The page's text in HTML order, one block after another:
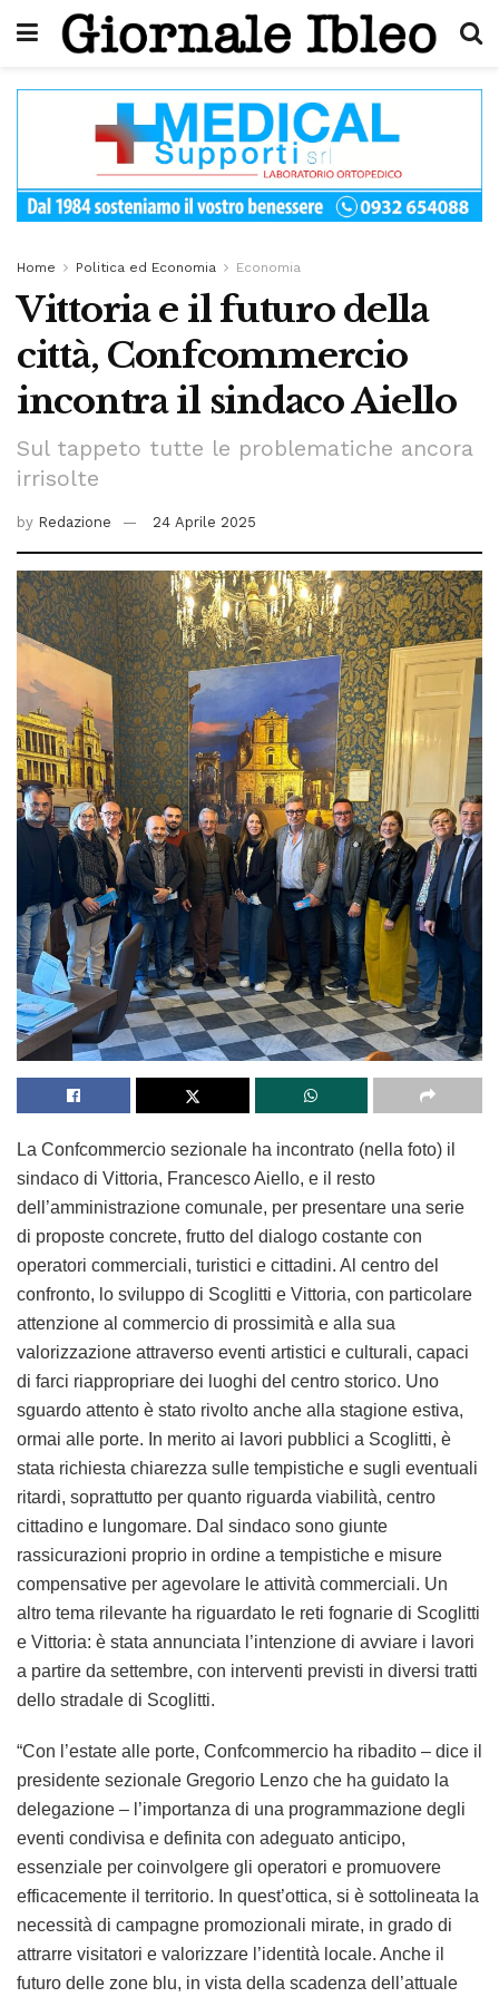
Home Politica ed Economia Economia
Vittoria e il futuro della
città, Confcommercio
incontra il sindaco Aiello
Sul tappeto tutte le problematiche ancora
irrisolte
by Redazione 24 Aprile 2025
La Confcommercio sezionale ha incontrato (nella foto) il
sindaco di Vittoria, Francesco Aiello, e il resto
dell’amministrazione comunale, per presentare una serie
di proposte concrete, frutto del dialogo costante con
operatori commerciali, turistici e cittadini. Al centro del
confronto, lo sviluppo di Scoglitti e Vittoria, con particolare
attenzione al commercio di prossimità e alla sua
valorizzazione attraverso eventi artistici e culturali, capaci
di farci riappropriare dei luoghi del centro storico. Uno
sguardo attento è stato rivolto anche alla stagione estiva,
ormai alle porte. In merito ai lavori pubblici a Scoglitti, è
stata richiesta chiarezza sulle tempistiche e sugli eventuali
ritardi, soprattutto per quanto riguarda viabilità, centro
cittadino e lungomare. Dal sindaco sono giunte
rassicurazioni proprio in ordine a tempistiche e misure
compensative per agevolare le attività commerciali. Un
altro tema rilevante ha riguardato le reti fognarie di Scoglitti
e Vittoria: è stata annunciata l’intenzione di avviare i lavori
a partire da settembre, con interventi previsti in diversi tratti
dello stradale di Scoglitti.
“Con l’estate alle porte, Confcommercio ha ribadito – dice il
presidente sezionale Gregorio Lenzo che ha guidato la
delegazione – l’importanza di una programmazione degli
eventi condivisa e definita con adeguato anticipo,
essenziale per coinvolgere gli operatori e promuovere
efficacemente il territorio. In quest’ottica, si è sottolineata la
necessità di campagne promozionali mirate, in grado di
attrarre visitatori e valorizzare l’identità locale. Anche il
futuro delle zone blu, in vista della scadenza dell’attuale